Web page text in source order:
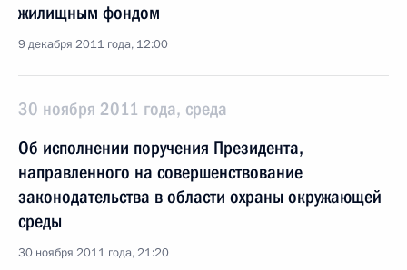
жилищным фондом
9 декабря 2011 года, 12:00
30 ноября 2011 года, среда
Об исполнении поручения Президента,
направленного на совершенствование
законодательства в области охраны окружающей
среды
30 ноября 2011 года, 21:20